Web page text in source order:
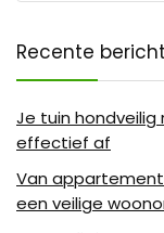
Recente
Je tuin
effectief af
Van
een veilige